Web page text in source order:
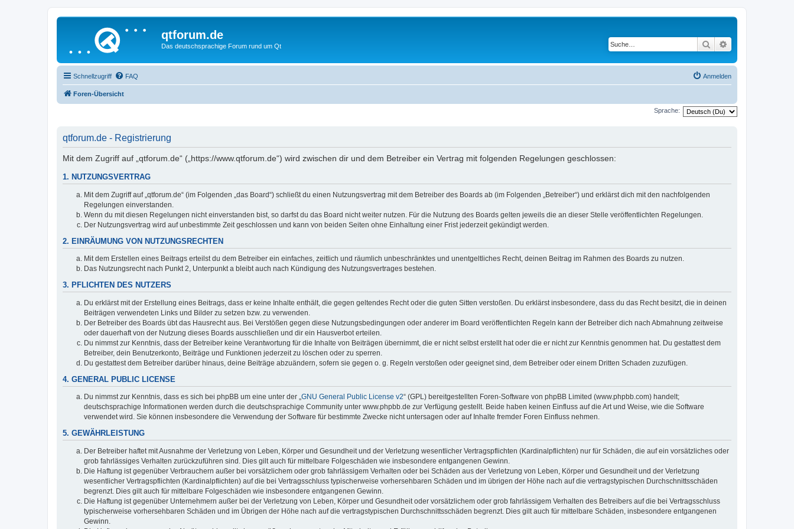
qtforum.de
Das deutschsprachige Forum rund um Qt Suche
Schnellzugriff FAQ Anmelden
Foren-Übersicht
Sprache:
qtforum.de - Registrierung
Mit dem Zugriff auf „qtforum.de“ („https://www.qtforum.de“) wird zwischen dir und dem Betreiber ein Vertrag mit folgenden Regelungen geschlossen:
1. NUTZUNGSVERTRAG
Mit dem Zugriff auf „qtforum.de“ (im Folgenden „das Board“) schließt du einen Nutzungsvertrag mit dem Betreiber des Boards ab (im Folgenden „Betreiber“) und erklärst dich mit den nachfolgenden
Regelungen einverstanden.
Wenn du mit diesen Regelungen nicht einverstanden bist, so darfst du das Board nicht weiter nutzen. Für die Nutzung des Boards gelten jeweils die an dieser Stelle veröffentlichten Regelungen.
Der Nutzungsvertrag wird auf unbestimmte Zeit geschlossen und kann von beiden Seiten ohne Einhaltung einer Frist jederzeit gekündigt werden.
2. EINRÄUMUNG VON NUTZUNGSRECHTEN
Mit dem Erstellen eines Beitrags erteilst du dem Betreiber ein einfaches, zeitlich und räumlich unbeschränktes und unentgeltliches Recht, deinen Beitrag im Rahmen des Boards zu nutzen.
Das Nutzungsrecht nach Punkt 2, Unterpunkt a bleibt auch nach Kündigung des Nutzungsvertrages bestehen.
3. PFLICHTEN DES NUTZERS
Du erklärst mit der Erstellung eines Beitrags, dass er keine Inhalte enthält, die gegen geltendes Recht oder die guten Sitten verstoßen. Du erklärst insbesondere, dass du das Recht besitzt, die in deinen
Beiträgen verwendeten Links und Bilder zu setzen bzw. zu verwenden.
Der Betreiber des Boards übt das Hausrecht aus. Bei Verstößen gegen diese Nutzungsbedingungen oder anderer im Board veröffentlichten Regeln kann der Betreiber dich nach Abmahnung zeitweise
oder dauerhaft von der Nutzung dieses Boards ausschließen und dir ein Hausverbot erteilen.
Du nimmst zur Kenntnis, dass der Betreiber keine Verantwortung für die Inhalte von Beiträgen übernimmt, die er nicht selbst erstellt hat oder die er nicht zur Kenntnis genommen hat. Du gestattest dem
Betreiber, dein Benutzerkonto, Beiträge und Funktionen jederzeit zu löschen oder zu sperren.
Du gestattest dem Betreiber darüber hinaus, deine Beiträge abzuändern, sofern sie gegen o. g. Regeln verstoßen oder geeignet sind, dem Betreiber oder einem Dritten Schaden zuzufügen.
4. GENERAL PUBLIC LICENSE
Du nimmst zur Kenntnis, dass es sich bei phpBB um eine unter der „GNU General Public License v2“ (GPL) bereitgestellten Foren-Software von phpBB Limited (www.phpbb.com) handelt;
deutschsprachige Informationen werden durch die deutschsprachige Community unter www.phpbb.de zur Verfügung gestellt. Beide haben keinen Einfluss auf die Art und Weise, wie die Software
verwendet wird. Sie können insbesondere die Verwendung der Software für bestimmte Zwecke nicht untersagen oder auf Inhalte fremder Foren Einfluss nehmen.
5. GEWÄHRLEISTUNG
Der Betreiber haftet mit Ausnahme der Verletzung von Leben, Körper und Gesundheit und der Verletzung wesentlicher Vertragspflichten (Kardinalpflichten) nur für Schäden, die auf ein vorsätzliches oder
grob fahrlässiges Verhalten zurückzuführen sind. Dies gilt auch für mittelbare Folgeschäden wie insbesondere entgangenen Gewinn.
Die Haftung ist gegenüber Verbrauchern außer bei vorsätzlichem oder grob fahrlässigem Verhalten oder bei Schäden aus der Verletzung von Leben, Körper und Gesundheit und der Verletzung
wesentlicher Vertragspflichten (Kardinalpflichten) auf die bei Vertragsschluss typischerweise vorhersehbaren Schäden und im übrigen der Höhe nach auf die vertragstypischen Durchschnittsschäden
begrenzt. Dies gilt auch für mittelbare Folgeschäden wie insbesondere entgangenen Gewinn.
Die Haftung ist gegenüber Unternehmern außer bei der Verletzung von Leben, Körper und Gesundheit oder vorsätzlichem oder grob fahrlässigem Verhalten des Betreibers auf die bei Vertragsschluss
typischerweise vorhersehbaren Schäden und im Übrigen der Höhe nach auf die vertragstypischen Durchschnittsschäden begrenzt. Dies gilt auch für mittelbare Schäden, insbesondere entgangenen
Gewinn.